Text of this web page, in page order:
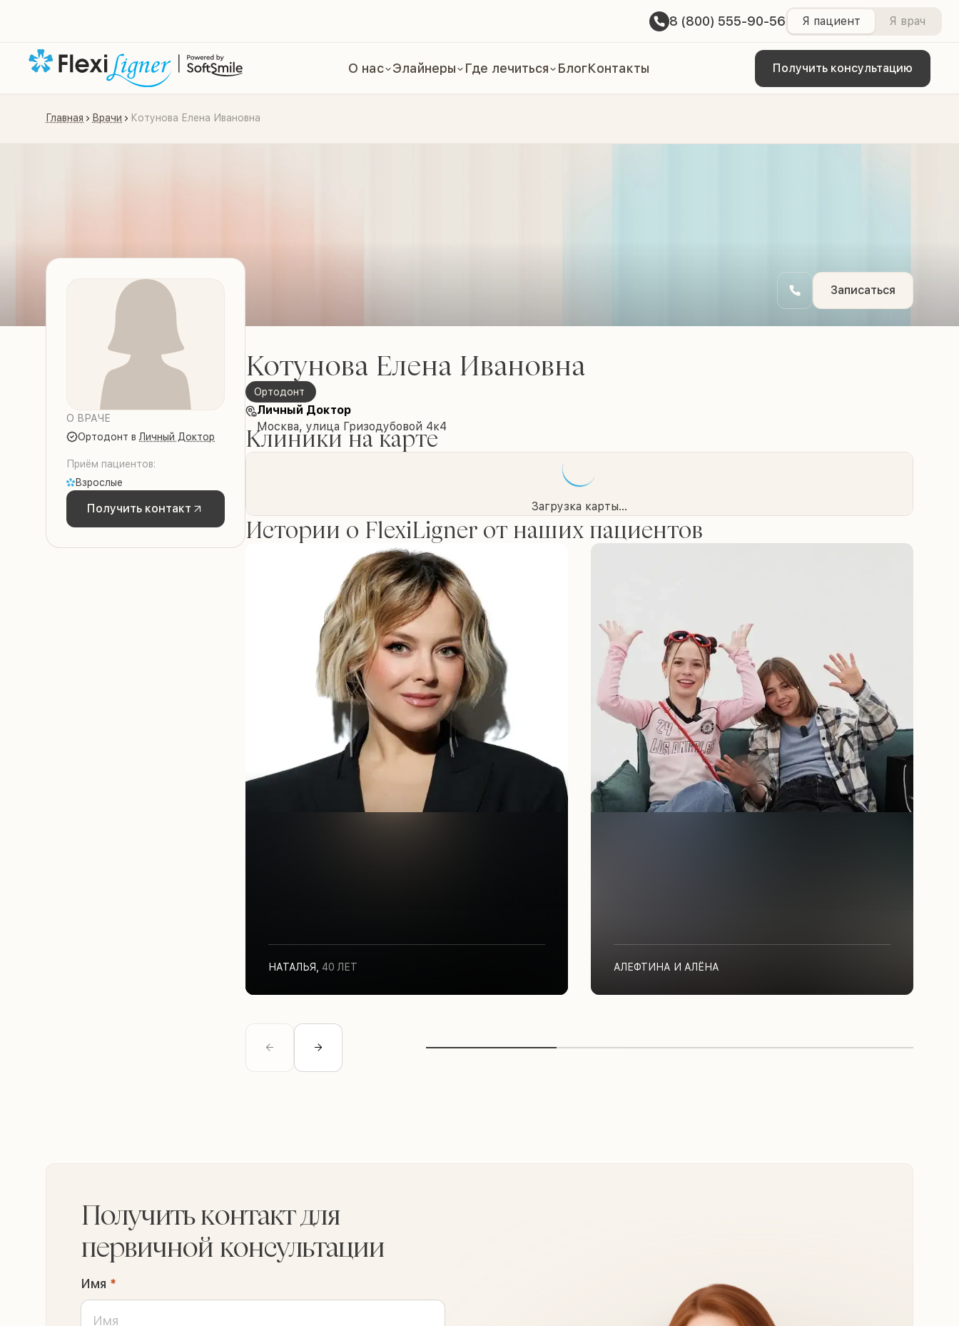
8 (800) 555-90-56 Я пациент Я врач
О нас Элайнеры Где лечиться БлогКонтакты Получить консультацию
Главная Врачи Котунова Елена Ивановна
Записаться
О ВРАЧЕ
ортодонт в Личный Доктор
Приём пациентов:
Взрослые
Получить контакт
Котунова Елена Ивановна
ортодонт
Личный Доктор
Москва, улица Гризодубовой 4к4
Клиники на карте
Загрузка карты...
Истории о FlexiLigner от наших пациентов
НАТАЛЬЯ 40 ЛЕТ АЛЕФТИНА И АЛЁНА
Получить контакт для
первичной консультации
Имя *